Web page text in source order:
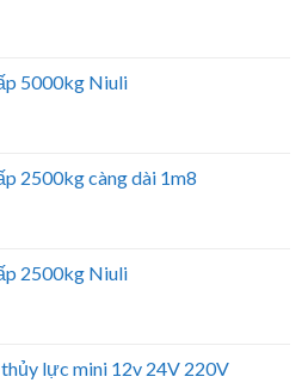
5000kg Niuli
2500kg càng dài 1m8
2500kg Niuli
lực mini 12v 24V 220V